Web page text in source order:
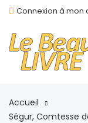
Connexion à mon
Accueil
Ségur, Comtesse